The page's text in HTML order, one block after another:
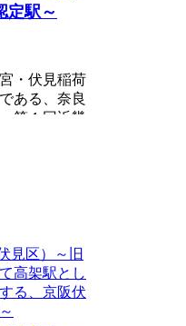
定駅～
・伏見稲荷
ある、奈良
第１回近畿